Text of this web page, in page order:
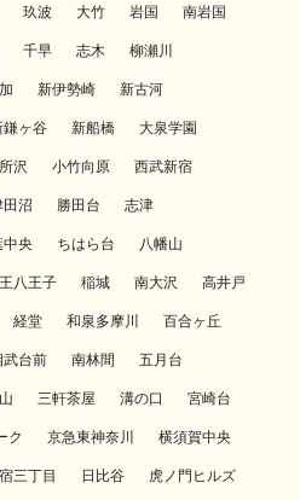
玖波 大竹 岩国 南岩国
千早 志木 柳瀬川
新伊勢崎 新古河
鎌ヶ谷 新船橋 大泉学園
所沢 小竹向原 西武新宿
田沼 勝田台 志津
中央 ちはら台 八幡山
八王子 稲城 南大沢 高井戸
経堂 和泉多摩川 百合ヶ丘
武台前 南林間 五月台
三軒茶屋 溝の口 宮崎台
ク 京急東神奈川 横須賀中央
三丁目 日比谷 虎ノ門ヒルズ